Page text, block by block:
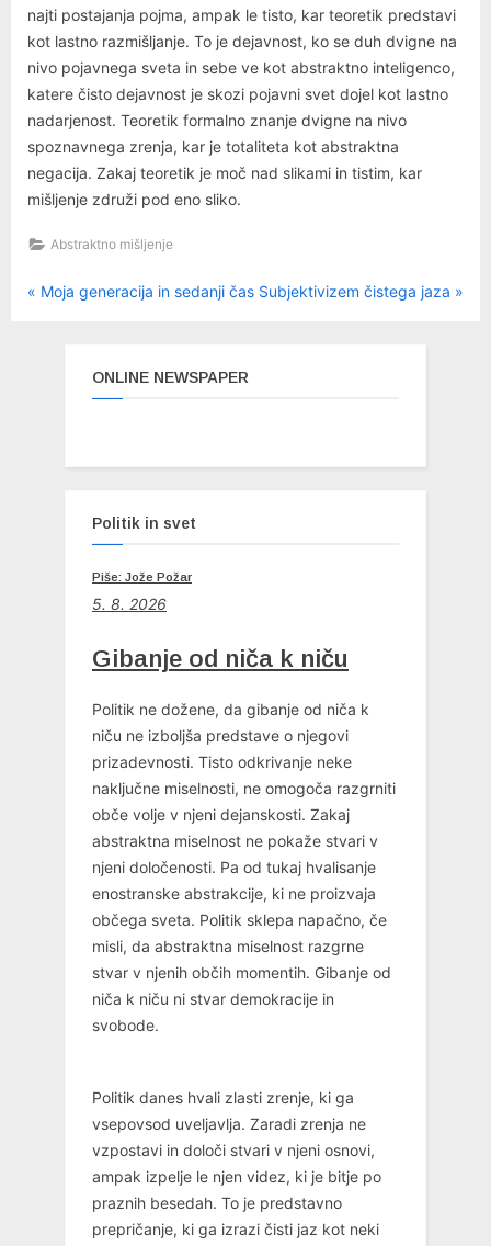
najti postajanja pojma, ampak le tisto, kar teoretik predstavi
kot lastno razmišljanje. To je dejavnost, ko se duh dvigne na
nivo pojavnega sveta in sebe ve kot abstraktno inteligenco,
katere čisto dejavnost je skozi pojavni svet dojel kot lastno
nadarjenost. Teoretik formalno znanje dvigne na nivo
spoznavnega zrenja, kar je totaliteta kot abstraktna
negacija. Zakaj teoretik je moč nad slikami in tistim, kar
mišljenje združi pod eno sliko.
Abstraktno mišljenje
Navigacija
P
Moja generacija in sedanji čas N
Subjektivizem čistega jaza
ONLINE NEWSPAPER
Politik in svet
Piše: Jože Požar
5. 8. 2026
Gibanje od niča k niču
Politik ne dožene, da gibanje od niča k
niču ne izboljša predstave o njegovi
prizadevnosti. Tisto odkrivanje neke
naključne miselnosti, ne omogoča razgrniti
obče volje v njeni dejanskosti. Zakaj
abstraktna miselnost ne pokaže stvari v
njeni določenosti. Pa od tukaj hvalisanje
enostranske abstrakcije, ki ne proizvaja
občega sveta. Politik sklepa napačno, če
misli, da abstraktna miselnost razgrne
stvar v njenih občih momentih. Gibanje od
niča k niču ni stvar demokracije in
svobode.
Politik danes hvali zlasti zrenje, ki ga
vsepovsod uveljavlja. Zaradi zrenja ne
vzpostavi in določi stvari v njeni osnovi,
ampak izpelje le njen videz, ki je bitje po
praznih besedah. To je predstavno
prepričanje, ki ga izrazi čisti jaz kot neki